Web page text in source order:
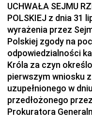
UCHWAŁA SEJMU
POLSKIEJ z dnia 31
wyrażenia przez
Polskiej zgody na
odpowiedzialności
Króla za czyn
pierwszym wniosku
uzupełnionego w
przedłożonego
Prokuratora